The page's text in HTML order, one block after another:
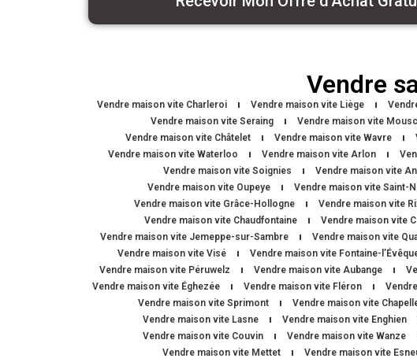
Vendre
Vendre maison vite Charleroi Vendre maison vite Liège
Vendre maison vite Seraing
Vendre maison vite
Vendre maison vite Châtelet
Vendre maison vite Wavre
Vendre maison vite Waterloo
Vendre maison vite Arlon
Vendre maison vite Soignies
Vendre maison vite
Vendre maison vite Oupeye
Vendre maison vite Saint-
Vendre maison vite Grâce-Hollogne
Vendre maison vite
Vendre maison vite Chaudfontaine
Vendre maison vite
Vendre maison vite Jemeppe-sur-Sambre
Vendre maison vite
Vendre maison vite Visé
Vendre maison vite Fontaine-
Vendre maison vite Péruwelz
Vendre maison vite Aubange
Vendre maison vite Éghezée
Vendre maison vite Fléron
Vendre maison vite Sprimont
Vendre maison vite
Vendre maison vite Lasne
Vendre maison vite Enghien
Vendre maison vite Couvin
Vendre maison vite Wanze
Vendre maison vite Mettet
Vendre maison vite